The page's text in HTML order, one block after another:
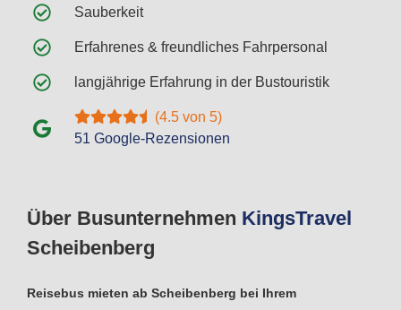
Über Busunternehmen KingsTravel
Scheibenberg
Reisebus mieten ab Scheibenberg bei Ihrem
Sauberkeit
Erfahrenes & freundliches Fahrpersonal
langjährige Erfahrung in der Bustouristik
(4.5 von 5)
51 Google-Rezensionen